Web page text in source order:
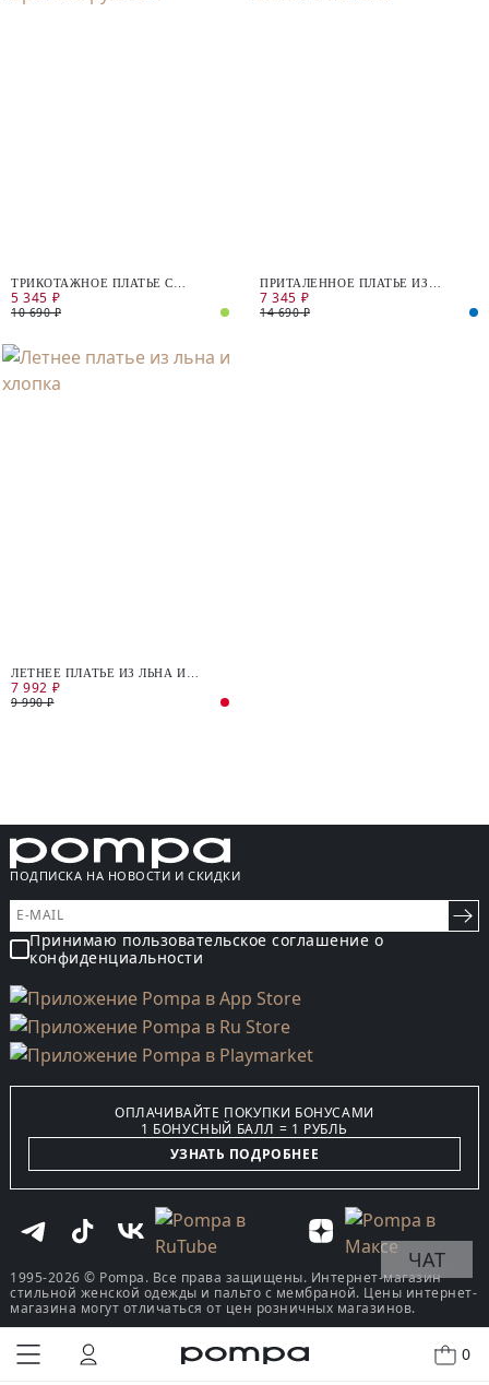
0
ТРИКОТАЖНОЕ ПЛАТЬЕ С
КОРОТКИМ РУКАВОМ
5 345 ₽
10 690 ₽
ПРИТАЛЕННОЕ ПЛАТЬЕ ИЗ
ХЛОПКА С ПОЯСОМ
7 345 ₽
14 690 ₽
ЛЕТНЕЕ ПЛАТЬЕ ИЗ ЛЬНА И
ХЛОПКА
7 992 ₽
9 990 ₽
ПОДПИСКА НА НОВОСТИ И СКИДКИ
Принимаю пользовательское соглашение о
конфиденциальности
ОПЛАЧИВАЙТЕ ПОКУПКИ БОНУСАМИ
1 БОНУСНЫЙ БАЛЛ = 1 РУБЛЬ
УЗНАТЬ ПОДРОБНЕЕ
1995-2026 © Pompa. Все права защищены. Интернет-магазин
стильной женской одежды и пальто с мембраной. Цены интернет-
магазина могут отличаться от цен розничных магазинов.
ЧАТ